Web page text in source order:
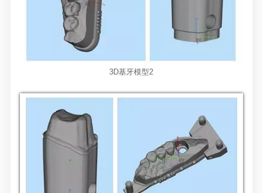
3D基牙模型2